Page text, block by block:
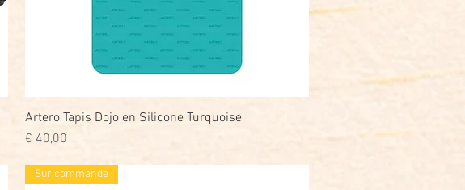
Snel overzicht
Artero Tapis Dojo en Silicone Turquoise
Prijs
€ 40,00
Sur commande